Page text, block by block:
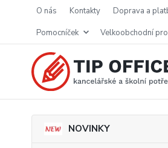
o nás kontakty doprava a
pomocníček
velkoobchodní
NOVINKY